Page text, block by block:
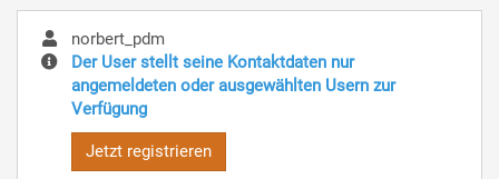
norbert_pdm
Der User stellt seine Kontaktdaten nur
angemeldeten oder ausgewählten Usern zur
Verfügung
Jetzt registrieren